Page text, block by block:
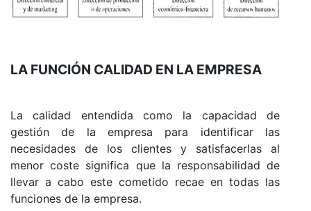
LA FUNCIÓN CALIDAD EN LA EMPRESA
La calidad entendida como la capacidad de
gestión de la empresa para identificar las
necesidades de los clientes y satisfacerlas al
menor coste significa que la responsabilidad de
llevar a cabo este cometido recae en todas las
funciones de la empresa.